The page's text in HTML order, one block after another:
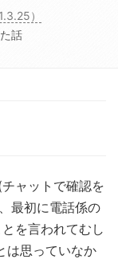
）
話
ャットで確認を
最初に電話係の
を言われてむし
は思っていなか